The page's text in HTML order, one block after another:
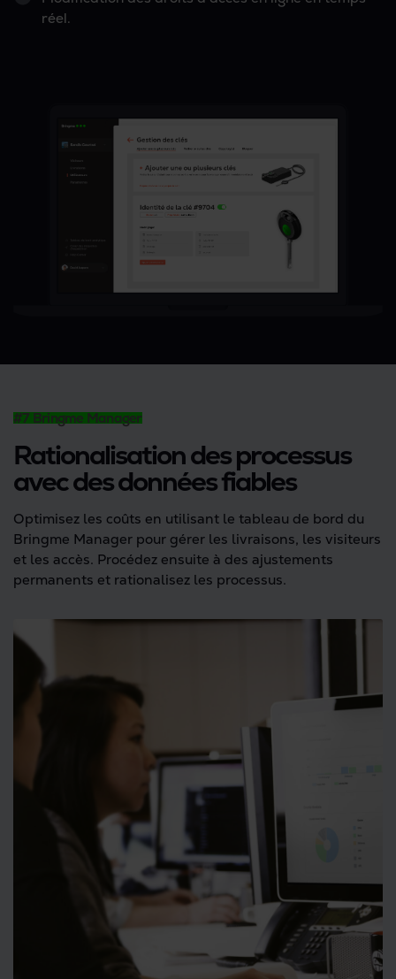
réel.
#7 Bringme Manager
Rationalisation des processus
avec des données fiables
Optimisez les coûts en utilisant le tableau de bord du
Bringme Manager pour gérer les livraisons, les visiteurs
et les accès. Procédez ensuite à des ajustements
permanents et rationalisez les processus.